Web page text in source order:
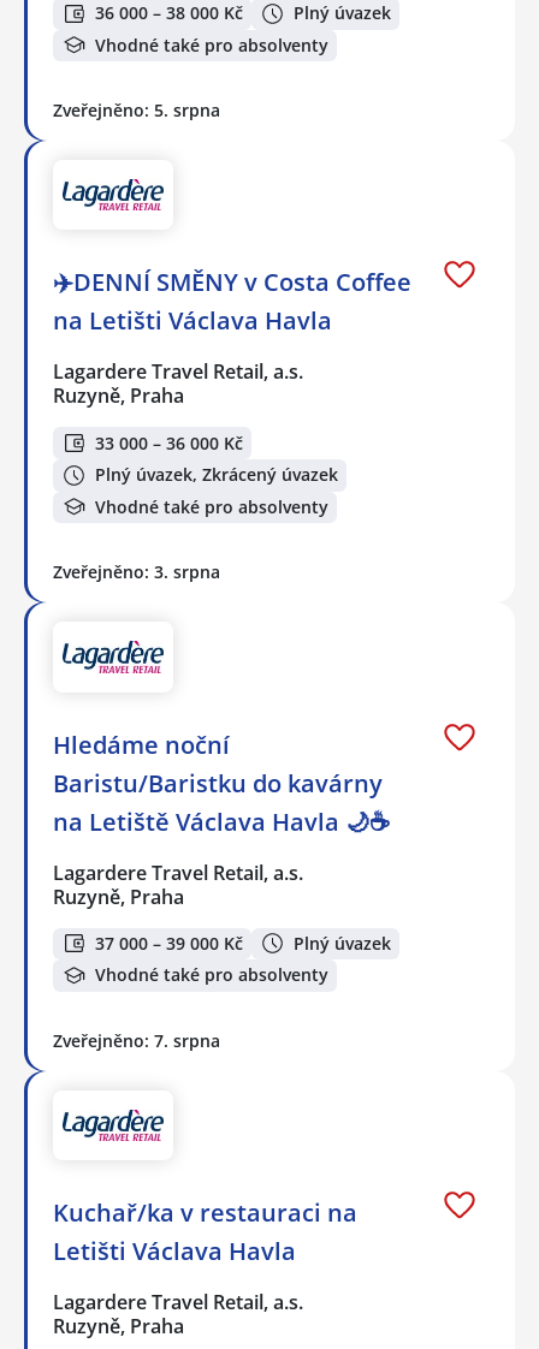
36 000 – 38 000 Kč
Plný úvazek
Vhodné také pro absolventy
Zveřejněno: 5. srpna
✈️DENNÍ SMĚNY v Costa Coffee
na Letišti Václava Havla
Lagardere Travel Retail, a.s.
Ruzyně, Praha
33 000 – 36 000 Kč
Plný úvazek, Zkrácený úvazek
Vhodné také pro absolventy
Zveřejněno: 3. srpna
Hledáme noční
Baristu/Baristku do kavárny
na Letiště Václava Havla 🌙☕
Lagardere Travel Retail, a.s.
Ruzyně, Praha
37 000 – 39 000 Kč
Plný úvazek
Vhodné také pro absolventy
Zveřejněno: 7. srpna
Kuchař/ka v restauraci na
Letišti Václava Havla
Lagardere Travel Retail, a.s.
Ruzyně, Praha